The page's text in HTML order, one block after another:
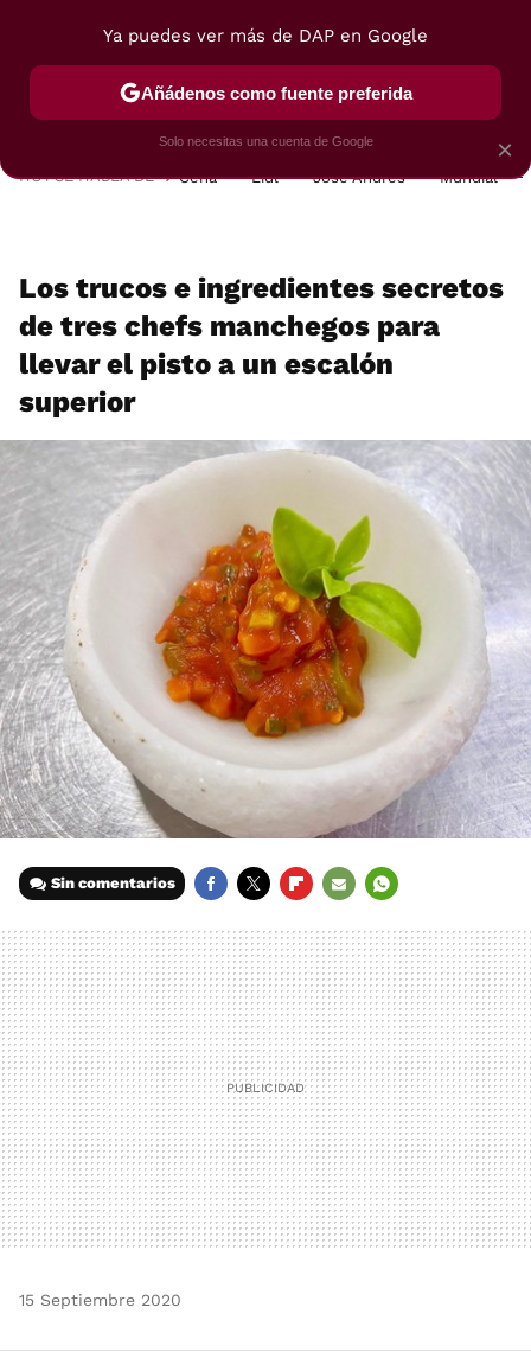
POSTRES VIAJES SELECCIÓN VEGUI
HOY SE HABLA DE Cena Lidl José Andrés Mundial
Los trucos e ingredientes secretos
de tres chefs manchegos para
llevar el pisto a un escalón
superior
Sin comentarios
MAIL
15 Septiembre 2020
×
Ya puedes ver más de DAP en Google
Añádenos como fuente preferida
Solo necesitas una cuenta de Google